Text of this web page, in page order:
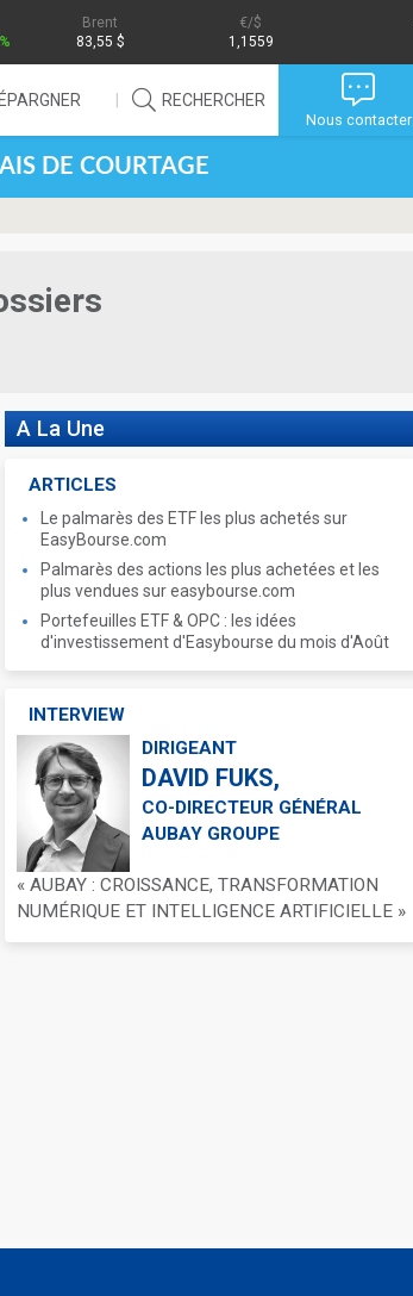
Brent
83,55 $
/$
1,1559
ÉPARGNER RECHERCHER
Nous contacter
DE COURTAGE
A La Une
ARTICLES
Le palmarès des ETF les plus achetés sur
EasyBourse.com
Palmarès des actions les plus achetées et les
plus vendues sur easybourse.com
Portefeuilles ETF & OPC : les idées
d'investissement d'Easybourse du mois d'Août
INTERVIEW
DIRIGEANT
DAVID FUKS,
CO-DIRECTEUR GÉNÉRAL
AUBAY GROUPE
« AUBAY : CROISSANCE, TRANSFORMATION
NUMÉRIQUE ET INTELLIGENCE ARTIFICIELLE »